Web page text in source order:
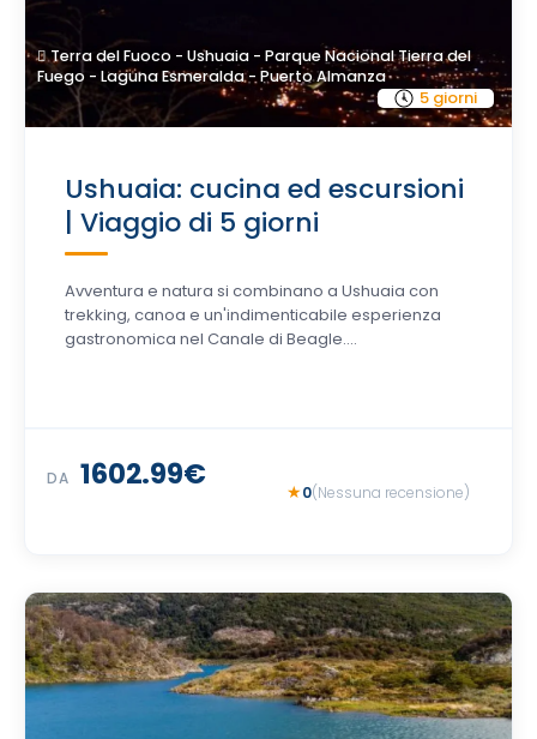
5 giorni
Terra del Fuoco - Ushuaia - Parque Nacional Tierra del
Fuego - Laguna Esmeralda - Puerto Almanza
Ushuaia: cucina ed escursioni
| Viaggio di 5 giorni
Avventura e natura si combinano a Ushuaia con
trekking, canoa e un'indimenticabile esperienza
gastronomica nel Canale di Beagle....
DA 1602.99€ 0(Nessuna recensione)